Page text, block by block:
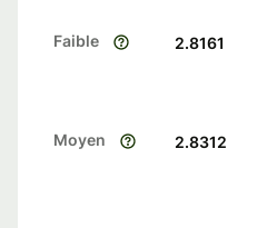
Faible 2.8161
Moyen 2.8312